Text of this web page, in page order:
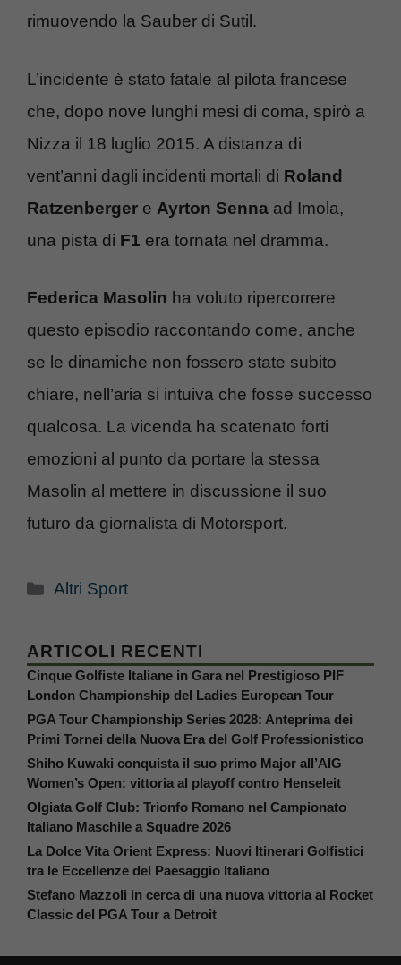
rimuovendo la Sauber di Sutil.
L’incidente è stato fatale al pilota francese
che, dopo nove lunghi mesi di coma, spirò a
Nizza il 18 luglio 2015. A distanza di
vent’anni dagli incidenti mortali di Roland
Ratzenberger e Ayrton Senna ad Imola,
una pista di F1 era tornata nel dramma.
Federica Masolin ha voluto ripercorrere
questo episodio raccontando come, anche
se le dinamiche non fossero state subito
chiare, nell’aria si intuiva che fosse successo
qualcosa. La vicenda ha scatenato forti
emozioni al punto da portare la stessa
Masolin al mettere in discussione il suo
futuro da giornalista di Motorsport.
Categorie
Altri Sport
ARTICOLI RECENTI
Cinque Golfiste Italiane in Gara nel Prestigioso PIF
London Championship del Ladies European Tour
PGA Tour Championship Series 2028: Anteprima dei
Primi Tornei della Nuova Era del Golf Professionistico
Shiho Kuwaki conquista il suo primo Major all’AIG
Women’s Open: vittoria al playoff contro Henseleit
Olgiata Golf Club: Trionfo Romano nel Campionato
Italiano Maschile a Squadre 2026
La Dolce Vita Orient Express: Nuovi Itinerari Golfistici
tra le Eccellenze del Paesaggio Italiano
Stefano Mazzoli in cerca di una nuova vittoria al Rocket
Classic del PGA Tour a Detroit